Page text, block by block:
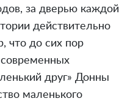
за дверью каждой
действительно
что до сих пор
современных
друг» Донны
маленького